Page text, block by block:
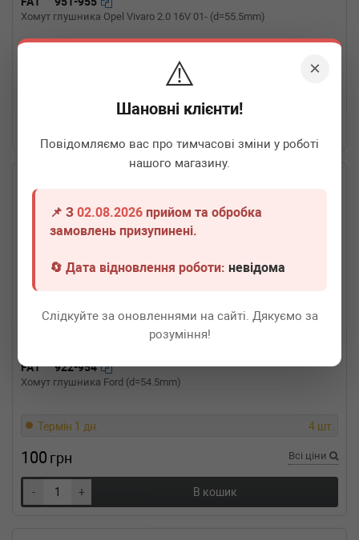
×
⚠️
Шановні клієнти!
Повідомляємо вас про тимчасові зміни у роботі
нашого магазину.
📌 З02.08.2026 прийом та обробка
замовлень призупинені.
🔄 Дата відновлення роботи:невідома
Слідкуйте за оновленнями на сайті. Дякуємо за
розуміння!
Хомут глушника Opel Vivaro 2.0 16V 01- (d=55.5mm)
2 шт.
FA1 922-954
Хомут глушника Ford (d=54.5mm)
Термін 1 дн. 4 шт.
100 грн Всі ціни
- + В кошик